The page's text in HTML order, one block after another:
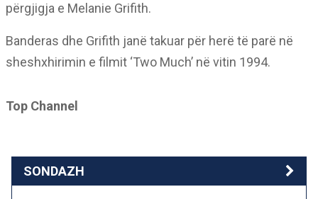
përgjigja e Melanie Grifith.
Banderas dhe Grifith janë takuar për herë të parë në
sheshxhirimin e filmit ‘Two Much’ në vitin 1994.
Top Channel
SONDAZH